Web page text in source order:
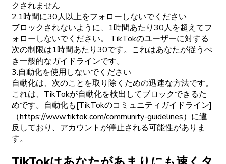
クされません
2.1時間に30人以上をフォローしないでください
ブロックされないように、1時間あたり30人を超えてフ
ォローしないでください。 TikTokのユーザーに対する
次の制限は1時間あたり30です。これはあなたが従うべ
き一般的なガイドラインです。
3.自動化を使用しないでください
自動化は、次のことを取り除くための迅速な方法です。
これは、TikTokが自動化を検出してブロックできるた
めです。自動化も[TikTokのコミュニティガイドライン]
（https://www.tiktok.com/community-guidelines）に違
反しており、アカウントが停止される可能性がありま
す。